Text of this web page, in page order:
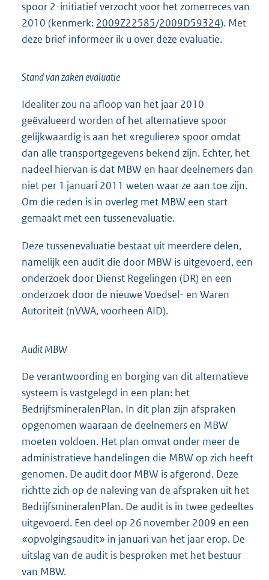
spoor 2-initiatief verzocht voor het zomerreces van
2010 (kenmerk: 2009Z22585/2009D59324). Met
deze brief informeer ik u over deze evaluatie.
Stand van zaken evaluatie
Idealiter zou na afloop van het jaar 2010
geëvalueerd worden of het alternatieve spoor
gelijkwaardig is aan het «reguliere» spoor omdat
dan alle transportgegevens bekend zijn. Echter, het
nadeel hiervan is dat MBW en haar deelnemers dan
niet per 1 januari 2011 weten waar ze aan toe zijn.
Om die reden is in overleg met MBW een start
gemaakt met een tussenevaluatie.
Deze tussenevaluatie bestaat uit meerdere delen,
namelijk een audit die door MBW is uitgevoerd, een
onderzoek door Dienst Regelingen (DR) en een
onderzoek door de nieuwe Voedsel- en Waren
Autoriteit (nVWA, voorheen AID).
Audit MBW
De verantwoording en borging van dit alternatieve
systeem is vastgelegd in een plan: het
BedrijfsmineralenPlan. In dit plan zijn afspraken
opgenomen waaraan de deelnemers en MBW
moeten voldoen. Het plan omvat onder meer de
administratieve handelingen die MBW op zich heeft
genomen. De audit door MBW is afgerond. Deze
richtte zich op de naleving van de afspraken uit het
BedrijfsmineralenPlan. De audit is in twee gedeeltes
uitgevoerd. Een deel op 26 november 2009 en een
«opvolgingsaudit» in januari van het jaar erop. De
uitslag van de audit is besproken met het bestuur
van MBW.